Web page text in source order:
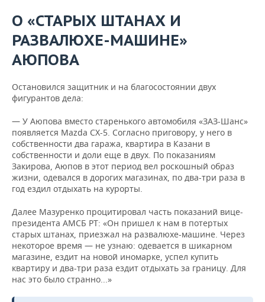
О «СТАРЫХ ШТАНАХ И
РАЗВАЛЮХЕ-МАШИНЕ»
АЮПОВА
Остановился защитник и на благосостоянии двух
фигурантов дела:
— У Аюпова вместо старенького автомобиля «ЗАЗ-Шанс»
появляется Mazda CХ-5. Согласно приговору, у него в
собственности два гаража, квартира в Казани в
собственности и доли еще в двух. По показаниям
Закирова, Аюпов в этот период вел роскошный образ
жизни, одевался в дорогих магазинах, по два-три раза в
год ездил отдыхать на курорты.
Далее Мазуренко процитировал часть показаний вице-
президента АМСБ РТ: «Он пришел к нам в потертых
старых штанах, приезжал на развалюхе-машине. Через
некоторое время — не узнаю: одевается в шикарном
магазине, ездит на новой иномарке, успел купить
квартиру и два-три раза ездит отдыхать за границу. Для
нас это было странно...»